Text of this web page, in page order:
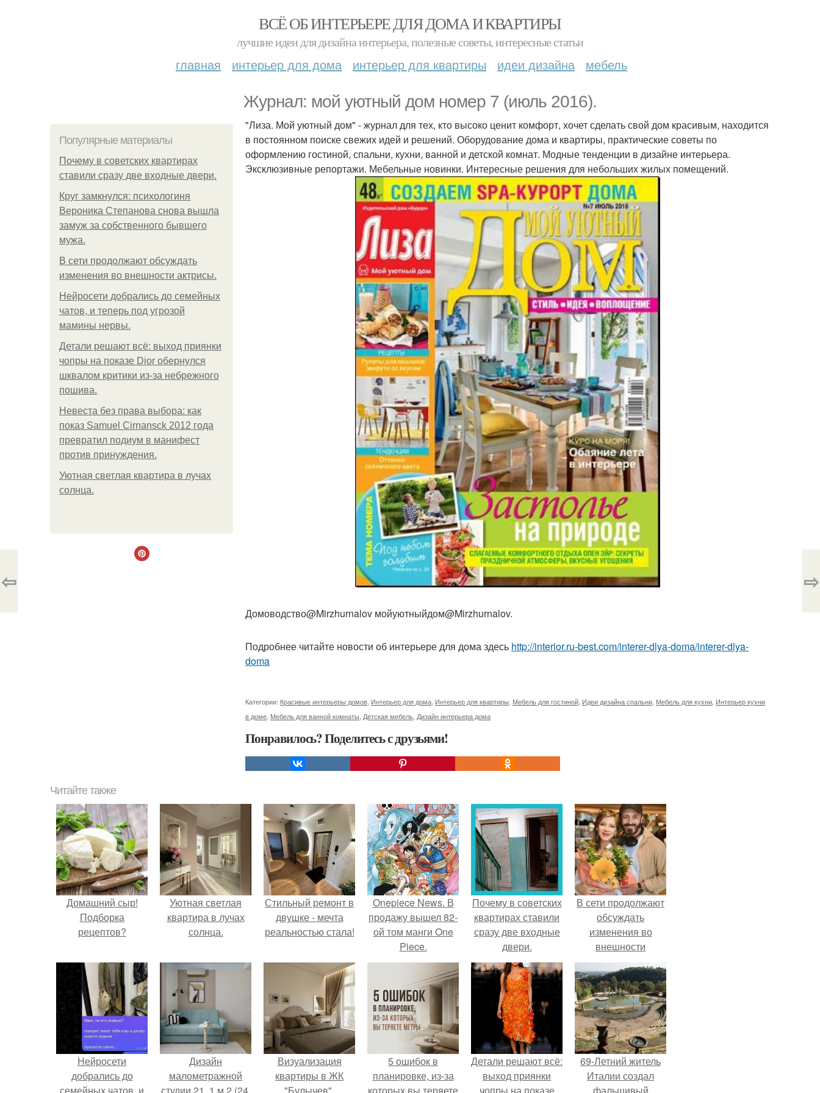
ВСЁ ОБ ИНТЕРЬЕРЕ ДЛЯ ДОМА И КВАРТИРЫ
лучшие идеи для дизайна интерьера, полезные советы, интересные статьи
главная интерьер для дома интерьер для квартиры идеи дизайна мебель
Журнал: мой уютный дом номер 7 (июль 2016).
Популярные материалы
Почему в советских квартирах
ставили сразу две входные двери.
Круг замкнулся: психологиня
Вероника Степанова снова вышла
замуж за собственного бывшего
мужа.
В сети продолжают обсуждать
изменения во внешности актрисы.
Нейросети добрались до семейных
чатов, и теперь под угрозой
мамины нервы.
Детали решают всё: выход приянки
чопры на показе Dior обернулся
шквалом критики из-за небрежного
пошива.
Невеста без права выбора: как
показ Samuel Cirnansck 2012 года
превратил подиум в манифест
против принуждения.
Уютная светлая квартира в лучах
солнца.
"Лиза. Мой уютный дом" - журнал для тех, кто высоко ценит комфорт, хочет сделать свой дом красивым, находится
в постоянном поиске свежих идей и решений. Оборудование дома и квартиры, практические советы по
оформлению гостиной, спальни, кухни, ванной и детской комнат. Модные тенденции в дизайне интерьера.
Эксклюзивные репортажи. Мебельные новинки. Интересные решения для небольших жилых помещений.
Домоводство@Mirzhurnalov мойуютныйдом@Mirzhurnalov.
Подробнее читайте новости об интерьере для дома здесь http://interior.ru-best.com/interer-dlya-doma/interer-dlya-
doma
Категории: Красивые интерьеры домов Интерьер для дома Интерьер для квартиры Мебель для гостиной Идеи дизайна спальни Мебель для кухни Интерьер кухни
в доме Мебель для ванной комнаты Детская мебель Дизайн интерьера дома
Понравилось? Поделитесь с друзьями!
⇦ ⇨
Читайте также
Домашний сыр!
Подборка
рецептов?
Уютная светлая
квартира в лучах
солнца.
Стильный ремонт в
двушке - мечта
реальностью стала!
Onepiece News. В
продажу вышел 82-
ой том манги One
Piece.
Почему в советских
квартирах ставили
сразу две входные
двери.
В сети продолжают
обсуждать
изменения во
внешности
актрисы.
Нейросети
добрались до
Дизайн
малометражной
Визуализация
квартиры в ЖК
5 ошибок в
планировке, из-за
Детали решают всё:
выход приянки
69-Летний житель
Италии создал